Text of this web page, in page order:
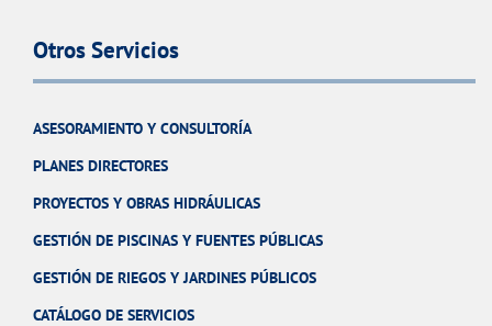
Otros Servicios
ASESORAMIENTO Y CONSULTORÍA
PLANES DIRECTORES
PROYECTOS Y OBRAS HIDRÁULICAS
GESTIÓN DE PISCINAS Y FUENTES PÚBLICAS
GESTIÓN DE RIEGOS Y JARDINES PÚBLICOS
CATÁLOGO DE SERVICIOS